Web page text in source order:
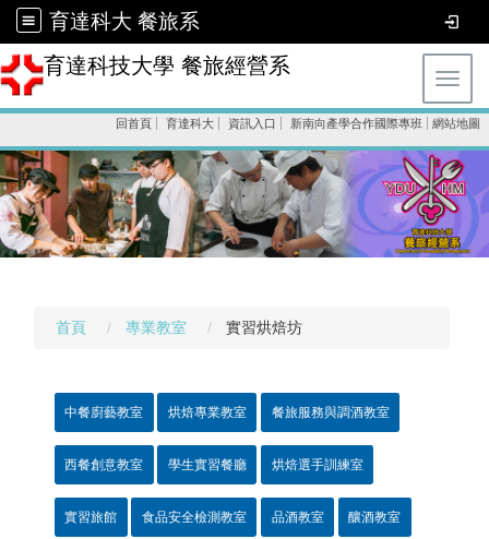
育達科大 餐旅系
育達科技大學 餐旅經營系
回首頁 育達科大 資訊入口 新南向產學合作國際專班 網站地圖
首頁 專業教室 實習烘焙坊
中餐廚藝教室 烘焙專業教室 餐旅服務與調酒教室
西餐創意教室 學生實習餐廳 烘焙選手訓練室
實習旅館 食品安全檢測教室 品酒教室 釀酒教室